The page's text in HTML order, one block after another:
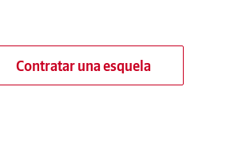
Contratar una esquela